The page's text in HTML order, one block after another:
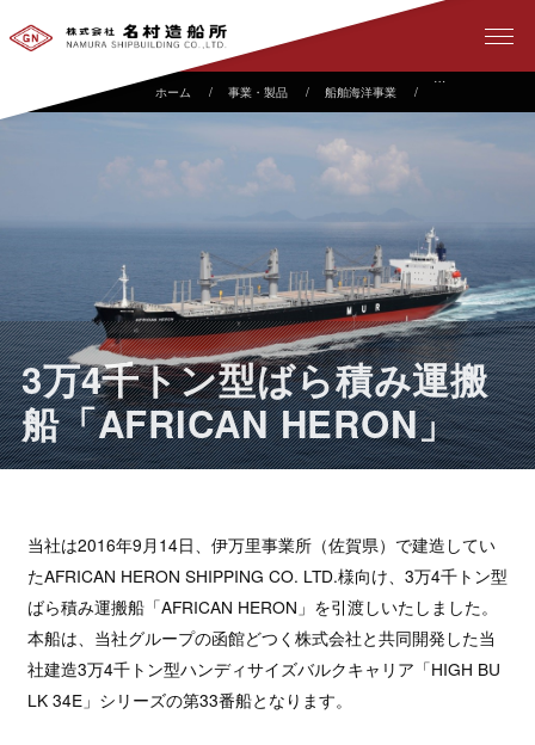
事業・製品 船舶海洋事業
3万4千トン型ばら積み運搬
船「AFRICAN HERON」
当社は2016年9月14日、伊万里事業所（佐賀県）で建造してい
たAFRICAN HERON SHIPPING CO. LTD.様向け、3万4千トン型
ばら積み運搬船「AFRICAN HERON」を引渡しいたしました。
本船は、当社グループの函館どつく株式会社と共同開発した当
社建造3万4千トン型ハンディサイズバルクキャリア「HIGH BU
LK 34E」シリーズの第33番船となります。